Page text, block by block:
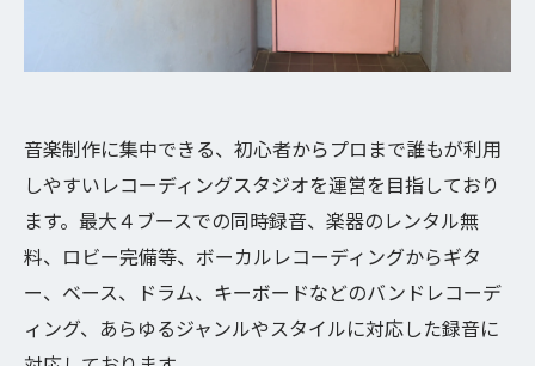
音楽制作に集中できる、初心者からプロまで誰もが利用
しやすいレコーディングスタジオを運営を目指しており
ます。最大４ブースでの同時録音、楽器のレンタル無
料、ロビー完備等、ボーカルレコーディングからギタ
ー、ベース、ドラム、キーボードなどのバンドレコーデ
ィング、あらゆるジャンルやスタイルに対応した録音に